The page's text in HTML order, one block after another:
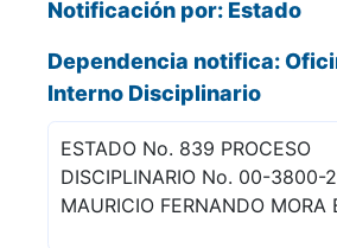
Notificación por: Estado
Dependencia notifica:
Interno Disciplinario
ESTADO No. 839 PROCESO
DISCIPLINARIO No. 00-3800-
MAURICIO FERNANDO MORA